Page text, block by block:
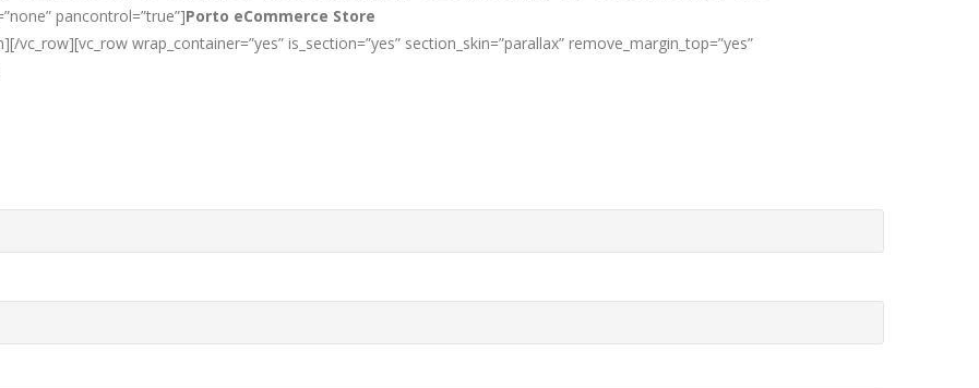
pancontrol=”true”]Porto eCommerce Store
wrap_container=”yes” is_section=”yes” section_skin=”parallax” remove_margin_top=”yes”